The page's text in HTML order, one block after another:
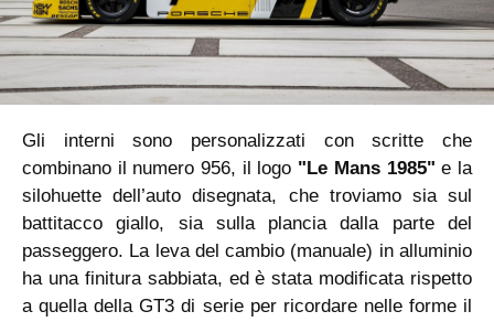
Gli interni sono personalizzati con scritte che
combinano il numero 956, il logo "Le Mans 1985"e la
silohuette dell’auto disegnata, che troviamo sia sul
battitacco giallo, sia sulla plancia dalla parte del
passeggero. La leva del cambio (manuale) in alluminio
ha una finitura sabbiata, ed è stata modificata rispetto
a quella della GT3 di serie per ricordare nelle forme il